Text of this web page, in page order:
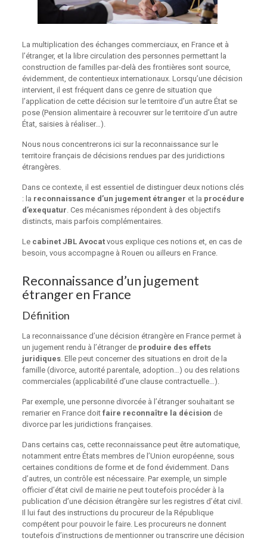
La multiplication des échanges commerciaux, en France et à
l’étranger, et la libre circulation des personnes permettant la
construction de familles par-delà des frontières sont source,
évidemment, de contentieux internationaux. Lorsqu’une décision
intervient, il est fréquent dans ce genre de situation que
l’application de cette décision sur le territoire d’un autre État se
pose (Pension alimentaire à recouvrer sur le territoire d’un autre
État, saisies à réaliser…).
Nous nous concentrerons ici sur la reconnaissance sur le
territoire français de décisions rendues par des juridictions
étrangères.
Dans ce contexte, il est essentiel de distinguer deux notions clés
: la reconnaissance d’un jugement étranger et la procédure
d’exequatur. Ces mécanismes répondent à des objectifs
distincts, mais parfois complémentaires.
Le cabinet JBL Avocatvous explique ces notions et, en cas de
besoin, vous accompagne à Rouen ou ailleurs en France.
Reconnaissance d’un jugement
étranger en France
Définition
La reconnaissance d’une décision étrangère en France permet à
un jugement rendu à l’étranger de produire des effets
juridiques. Elle peut concerner des situations en droit de la
famille(divorce, autorité parentale, adoption…) ou des relations
commerciales (applicabilité d’une clause contractuelle…).
Par exemple, une personne divorcée à l’étranger souhaitant se
remarier en France doit faire reconnaître la décision de
divorce par les juridictions françaises.
Dans certains cas, cette reconnaissance peut être automatique,
notamment entre États membres de l’Union européenne, sous
certaines conditions de forme et de fond évidemment. Dans
d’autres, un contrôle est nécessaire. Par exemple, un simple
officier d’état civil de mairie ne peut toutefois procéder à la
publication d’une décision étrangère sur les registres d’état civil.
Il lui faut des instructions du procureur de la République
compétent pour pouvoir le faire. Les procureurs ne donnent
toutefois d’instructions de mentionner ou transcrire une décision